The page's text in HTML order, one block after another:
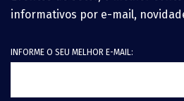
informativos por e-mail,
INFORME O SEU MELHOR E-MAIL: